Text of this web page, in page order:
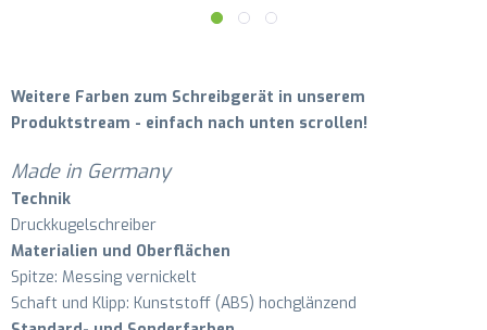
Weitere Farben zum Schreibgerät in unserem
Produktstream - einfach nach unten scrollen!
Made in Germany
Technik
Druckkugelschreiber
Materialien und Oberflächen
Spitze: Messing vernickelt
Schaft und Klipp: Kunststoff (ABS) hochglänzend